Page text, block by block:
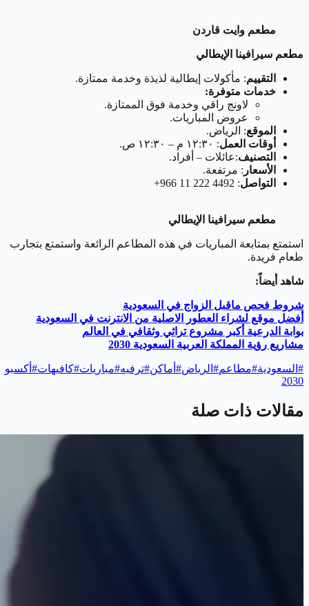
مطعم وايت قاردن
مطعم سيرافينا الإيطالي
التقييم: مأكولات إيطالية لذيذة وخدمة ممتازة.
خدمات متوفرة:
لاونج راقي وخدمة فوق الممتازة.
عروض المباريات.
الموقع: الرياض.
أوقات العمل: ١٢:٣٠ م – ١٢:٣٠ ص.
التصنيف:عائلات – أفراد.
الأسعار : مرتفعة.
التواصل: ‏‪+966 11 222 4492‬‏
مطعم سيرافينا الإيطالي
استمتع بمتابعة المباريات في هذه المطاعم الرائعة واستمتع بتجارب
طعام فريدة.
شاهد أيضاً:
شروط فحص ماقبل الزواج في السعودية
أفضل موقع لشراء العطور الاصلية من الانترنت في السعودية
بوابة الدرعية أكبر مشروع تراثي وثقافي في العالم
مشاريع رؤية المملكة العربية السعودية 2030
# السعودية#مطاعم# الرياض# أماكن#ترفيه#مباريات#كافيهات# أكسبو
2030
مقالات ذات صلة